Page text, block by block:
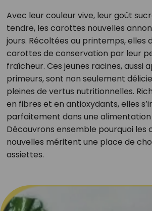
Avec leur couleur vive, leur goût
tendre, les carottes nouvelles
jours. Récoltées au printemps, elles
carottes de conservation par leur
fraîcheur. Ces jeunes racines, aussi
primeurs, sont non seulement
pleines de vertus nutritionnelles.
en fibres et en antioxydants, elles
parfaitement dans une alimentation
Découvrons ensemble pourquoi les
nouvelles méritent une place de
assiettes.